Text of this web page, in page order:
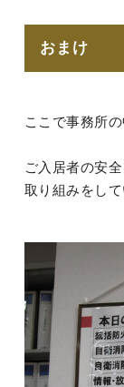
おまけ
ここで事務所
ご入居者の安
取り組みをして